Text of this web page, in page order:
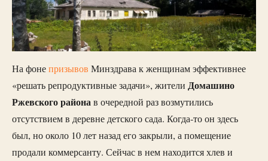
На фонепризывов Минздрава к женщинам эффективнее
«решать репродуктивные задачи», жители Домашино
Ржевского районав очередной раз возмутились
отсутствием в деревне детского сада. Когда-то он здесь
был, но около 10 лет назад его закрыли, а помещение
продали коммерсанту. Сейчас в нем находится хлев и